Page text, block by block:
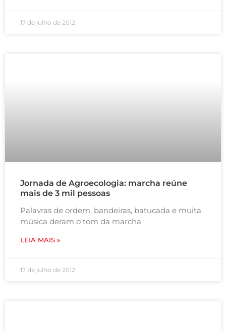
17 de julho de 2012
Jornada de Agroecologia: marcha reúne
mais de 3 mil pessoas
Palavras de ordem, bandeiras, batucada e muita
música deram o tom da marcha
LEIA MAIS »
17 de julho de 2012